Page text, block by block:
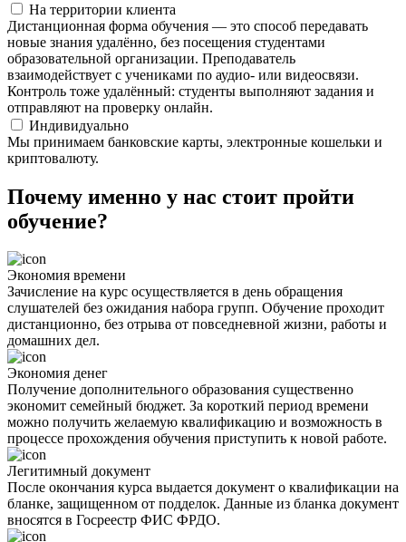
На территории клиента
Дистанционная форма обучения — это способ передавать
новые знания удалённо, без посещения студентами
образовательной организации. Преподаватель
взаимодействует с учениками по аудио- или видеосвязи.
Контроль тоже удалённый: студенты выполняют задания и
отправляют на проверку онлайн.
Индивидуально
Мы принимаем банковские карты, электронные кошельки и
криптовалюту.
Почему именно у нас стоит пройти
обучение?
Экономия времени
Зачисление на курс осуществляется в день обращения
слушателей без ожидания набора групп. Обучение проходит
дистанционно, без отрыва от повседневной жизни, работы и
домашних дел.
Экономия денег
Получение дополнительного образования существенно
экономит семейный бюджет. За короткий период времени
можно получить желаемую квалификацию и возможность в
процессе прохождения обучения приступить к новой работе.
Легитимный документ
После окончания курса выдается документ о квалификации на
бланке, защищенном от подделок. Данные из бланка документ
вносятся в Госреестр ФИС ФРДО.